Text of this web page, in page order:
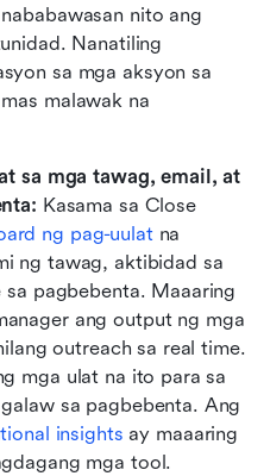
nito ang
Nanatiling
sa mga aksyon sa
malawak na
sa mga tawag, email, at
Kasama sa Close
ng pag-uulat na
ng tawag, aktibidad sa
pagbebenta. Maaaring
ang output ng mga
outreach sa real time.
mga ulat na ito para sa
sa pagbebenta. Ang
insights ay maaaring
mga tool.